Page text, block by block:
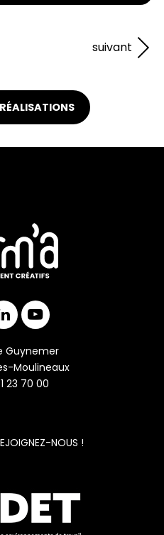
suivant
Guynemer
Moulineaux
23 70 00
NOUS !